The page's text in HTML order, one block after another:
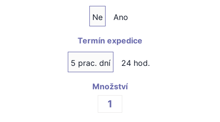
Hrnky, magnety, trička…
Rady a kontakty
Ne Ano
Termín expedice
5 prac. dní 24 hod.
Množství